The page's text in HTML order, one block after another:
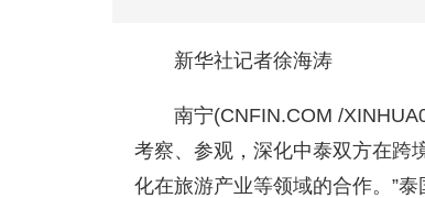
新华社记者徐海涛
南宁(CNFIN.COM /
考察、参观，深化中泰双方在跨
化在旅游产业等领域的合作。”泰